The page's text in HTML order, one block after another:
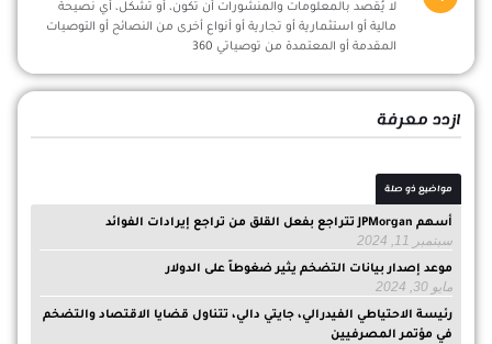
لا يُقصد بالمعلومات والمنشورات أن تكون، أو تشكل، أي نصيحة
مالية أو استثمارية أو تجارية أو أنواع أخرى من النصائح أو التوصيات
المقدمة أو المعتمدة من توصياتي 360
ازدد معرفة
مواضيع ذو صلة
أسهم JPMorgan تتراجع بفعل القلق من تراجع إيرادات الفوائد
سبتمبر 11, 2024
موعد إصدار بيانات التضخم يثير ضغوطاً على الدولار
مايو 30, 2024
رئيسة الاحتياطي الفيدرالي، جايتي دالي، تتناول قضايا الاقتصاد والتضخم
في مؤتمر المصرفيين